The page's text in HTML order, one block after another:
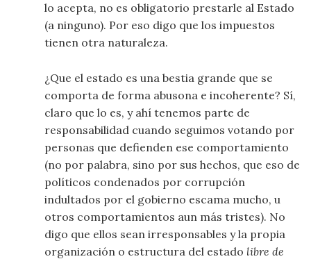
lo acepta, no es obligatorio prestarle al Estado
(a ninguno). Por eso digo que los impuestos
tienen otra naturaleza.
¿Que el estado es una bestia grande que se
comporta de forma abusona e incoherente? Sí,
claro que lo es, y ahí tenemos parte de
responsabilidad cuando seguimos votando por
personas que defienden ese comportamiento
(no por palabra, sino por sus hechos, que eso de
políticos condenados por corrupción
indultados por el gobierno escama mucho, u
otros comportamientos aun más tristes). No
digo que ellos sean irresponsables y la propia
organización o estructura del estado libre de